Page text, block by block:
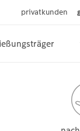
privatkunden